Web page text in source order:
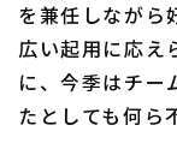
を兼任しながら
広い起用に応え
に、今季はチー
たとしても何ら